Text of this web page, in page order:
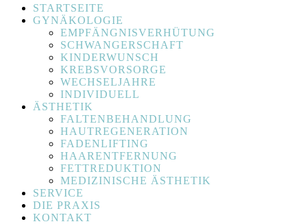
STARTSEITE
GYNÄKOLOGIE
EMPFÄNGNISVERHÜTUNG
SCHWANGERSCHAFT
KINDERWUNSCH
KREBSVORSORGE
WECHSELJAHRE
INDIVIDUELL
ÄSTHETIK
FALTENBEHANDLUNG
HAUTREGENERATION
FADENLIFTING
HAARENTFERNUNG
FETTREDUKTION
MEDIZINISCHE ÄSTHETIK
SERVICE
DIE PRAXIS
KONTAKT